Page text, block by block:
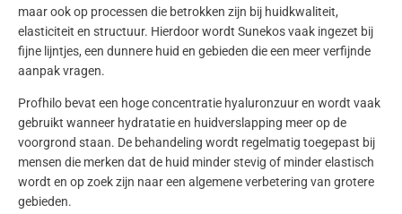
maar ook op processen die betrokken zijn bij huidkwaliteit,
elasticiteit en structuur. Hierdoor wordt Sunekosvaak ingezet bij
fijne lijntjes, een dunnere huid en gebieden die een meer verfijnde
aanpak vragen.
Profhilo bevat een hoge concentratie hyaluronzuuren wordt vaak
gebruikt wanneer hydratatie en huidverslapping meer op de
voorgrond staan. De behandeling wordt regelmatig toegepast bij
mensen die merken dat de huid minder stevig of minder elastisch
wordt en op zoek zijn naar een algemene verbetering van grotere
gebieden.